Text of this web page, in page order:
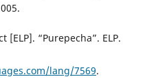
“Purepecha”. ELP.
lang/7569.